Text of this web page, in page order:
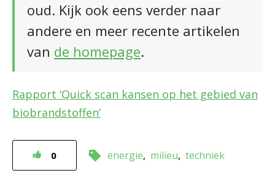
oud. Kijk ook eens verder naar
andere en meer recente artikelen
van de homepage.
Rapport ‘Quick scan kansen op het gebied van
biobrandstoffen’
0 energie milieu techniek